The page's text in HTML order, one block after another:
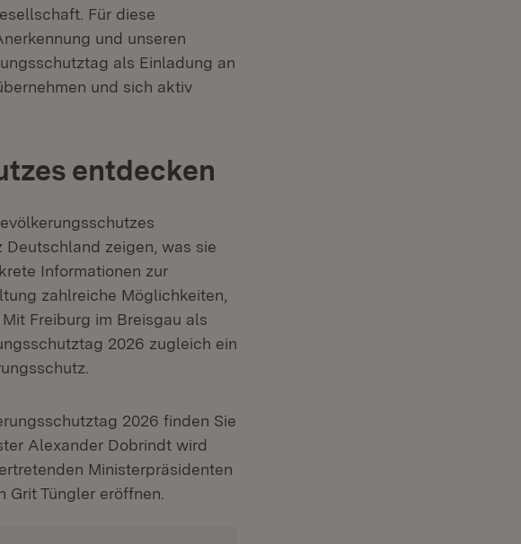
Für diese
und unseren
als Einladung an
und sich aktiv
entdecken
zeigen, was sie
Informationen zur
zahlreiche Möglichkeiten,
Freiburg im Breisgau als
2026 zugleich ein
2026 finden Sie
Alexander Dobrindt wird
Ministerpräsidenten
Tüngler eröffnen.